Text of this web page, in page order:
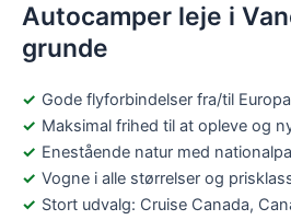
Autocamper leje i
grunde
Gode flyforbindelser fra/til Europa
Maksimal frihed til at opleve og
Enestående natur med
Vogne i alle størrelser og
Stort udvalg: Cruise Canada,